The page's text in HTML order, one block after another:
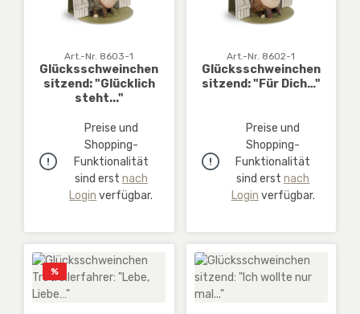
Art.-Nr. 8603-1
Glücksschweinchen
sitzend: "Glücklich
steht..."
Preise und
Shopping-
Funktionalität
sind erst nach
Login verfügbar.
Art.-Nr. 8602-1
Glücksschweinchen
sitzend: "Für Dich…"
Preise und
Shopping-
Funktionalität
sind erstnach
Login verfügbar.
Rabatt
%